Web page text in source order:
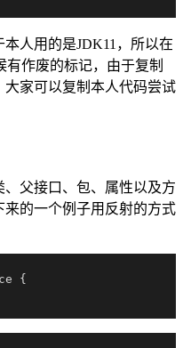
人用的是JDK11，所以在
有作废的标记，由于复制
家可以复制本人代码尝试
父接口、包、属性以及方
的一个例子用反射的方式
{